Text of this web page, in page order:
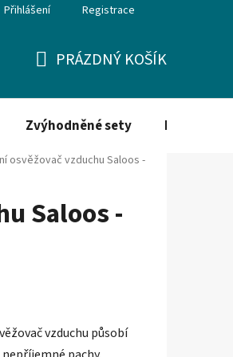
Přihlášení Registrace
KOŠÍK
PRÁZDNÝ KOŠÍK
Zvýhodněné sety Dezinfekce
osvěžovač vzduchu Saloos -
Saloos -
vzduchu působí